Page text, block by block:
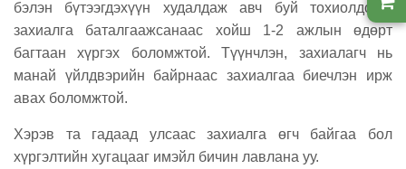
бэлэн бүтээгдэхүүн худалдаж авч буй тохиолдолд,
захиалга баталгаажсанаас хойш 1-2 ажлын өдөрт
багтаан хүргэх боломжтой. Түүнчлэн, захиалагч нь
манай үйлдвэрийн байрнаас захиалгаа биечлэн ирж
авах боломжтой.
Хэрэв та гадаад улсаас захиалга өгч байгаа бол
хүргэлтийн хугацааг имэйл бичин лавлана уу.